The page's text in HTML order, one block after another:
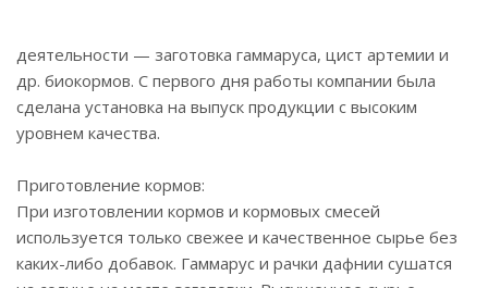
деятельности — заготовка гаммаруса, цист артемии и
др. биокормов. С первого дня работы компании была
сделана установка на выпуск продукции с высоким
уровнем качества.
Приготовление кормов:
При изготовлении кормов и кормовых смесей
используется только свежее и качественное сырье без
каких-либо добавок. Гаммарус и рачки дафнии сушатся